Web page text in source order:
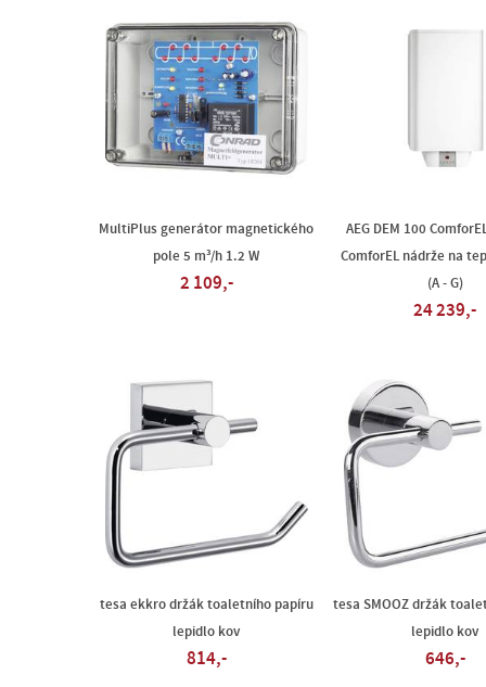
MultiPlus generátor magnetického
pole 5 m³/h 1.2 W
2 109,-
AEG DEM 100
ComforEL nádrže na
(A - G)
24 239,-
tesa ekkro držák toaletního papíru
lepidlo kov
814,-
tesa SMOOZ držák
lepidlo kov
646,-